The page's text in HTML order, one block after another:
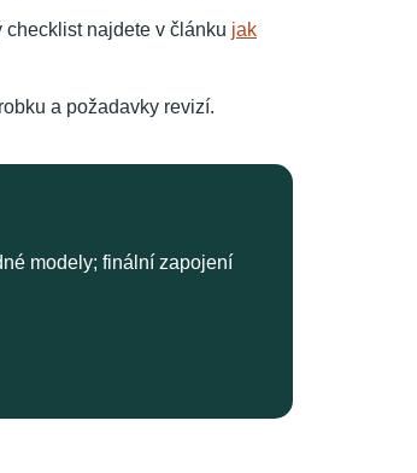
checklist najdete v článku jak
a požadavky revizí.
modely; finální zapojení